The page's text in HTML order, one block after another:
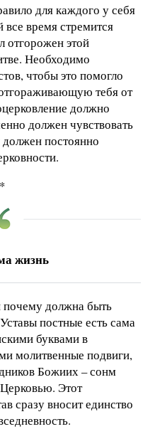
для каждого у себя
время стремится
отгорожен этой
Необходимо
чтобы это помогло
тебя от
должно
должен чувствовать
постоянно
жизнь
почему должна быть
постные есть сама
буквами в
молитвенные подвиги,
Божиих – сонм
Этот
сразу вносит единство